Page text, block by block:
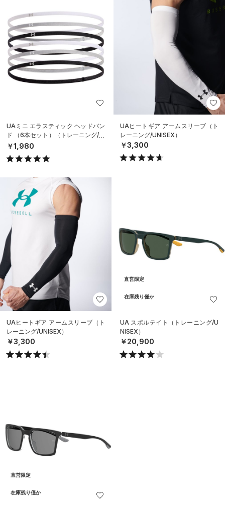
UAミニ エラスティック ヘッドバン
ド （6本セット）（トレーニング/W
OMEN）
￥1,980
UAヒートギア アームスリーブ（ト
レーニング/UNISEX）
￥3,300
UAヒートギア アームスリーブ（ト
レーニング/UNISEX）
￥3,300
直営限定
在庫残り僅か
UA スポルテイト（トレーニング/U
NISEX）
￥20,900
直営限定
在庫残り僅か